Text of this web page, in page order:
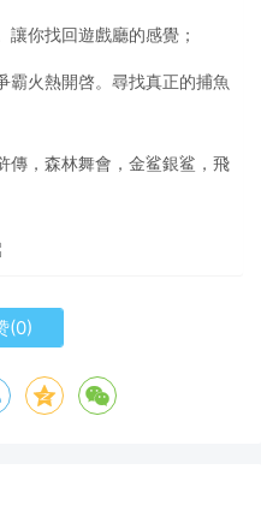
你找回遊戲廳的感覺；
霸火熱開啓。尋找真正的捕魚
傳，森林舞會，金鲨銀鲨，飛
(0)